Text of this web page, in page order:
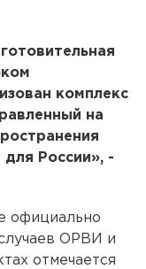
комплекс
на
России», -
официально
ОРВИ и
отмечается